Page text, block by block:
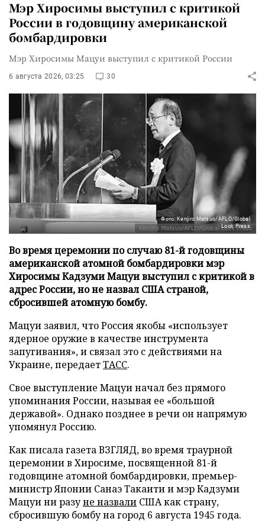
Мэр Хиросимы выступил с критикой
России в годовщину американской
бомбардировки
Мэр Хиросимы Мацуи выступил с критикой России
6 августа 2026, 03:25 30
Фото: Kenjiro Matsuo/AFLO/Global
Look Press
Во время церемонии по случаю 81-й годовщины
американской атомной бомбардировки мэр
Хиросимы Кадзуми Мацуи выступил с критикой в
адрес России, но не назвал США страной,
сбросившей атомную бомбу.
Мацуи заявил, что Россия якобы «использует
ядерное оружие в качестве инструмента
запугивания», и связал это с действиями на
Украине, передаетТАСС.
Свое выступление Мацуи начал без прямого
упоминания России, называя ее «большой
державой». Однако позднее в речи он напрямую
упомянул Россию.
Как писала газета ВЗГЛЯД, во время траурной
церемонии в Хиросиме, посвященной 81-й
годовщине атомной бомбардировки, премьер-
министр Японии Санаэ Такаити и мэр Кадзуми
Мацуи ни разуне назвали США как страну,
сбросившую бомбу на город 6 августа 1945 года.